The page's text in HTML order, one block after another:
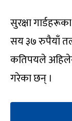
सुरक्षा
सय ३७ रुपैयाँ
कतिपयले
गरेका छन् ।